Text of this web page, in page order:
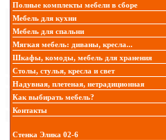
Полные комплекты мебели в сборе
Мебель для кухни
Мебель для спальни
Мягкая мебель: диваны, кресла...
Шкафы, комоды, мебель для хранения
Столы, стулья, кресла и свет
Надувная, плетеная, нетрадиционная
Как выбирать мебель?
Контакты
Стенка Элика 02-6